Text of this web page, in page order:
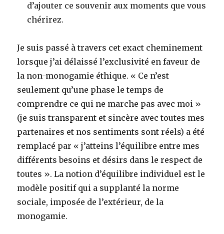
d’ajouter ce souvenir aux moments que vous
chérirez.
Je suis passé à travers cet exact cheminement
lorsque j’ai délaissé l’exclusivité en faveur de
la non-monogamie éthique. « Ce n’est
seulement qu’une phase le temps de
comprendre ce qui ne marche pas avec moi »
(je suis transparent et sincère avec toutes mes
partenaires et nos sentiments sont réels) a été
remplacé par « j’atteins l’équilibre entre mes
différents besoins et désirs dans le respect de
toutes ». La notion d’équilibre individuel est le
modèle positif qui a supplanté la norme
sociale, imposée de l’extérieur, de la
monogamie.